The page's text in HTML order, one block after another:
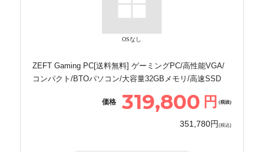
OSなし
ZEFT Gaming PC[送料無料] ゲーミングPC/高性能VGA/
コンパクト/BTOパソコン/大容量32GBメモリ/高速SSD
価格 319,800 円 (税抜)
351,780円 (税込)